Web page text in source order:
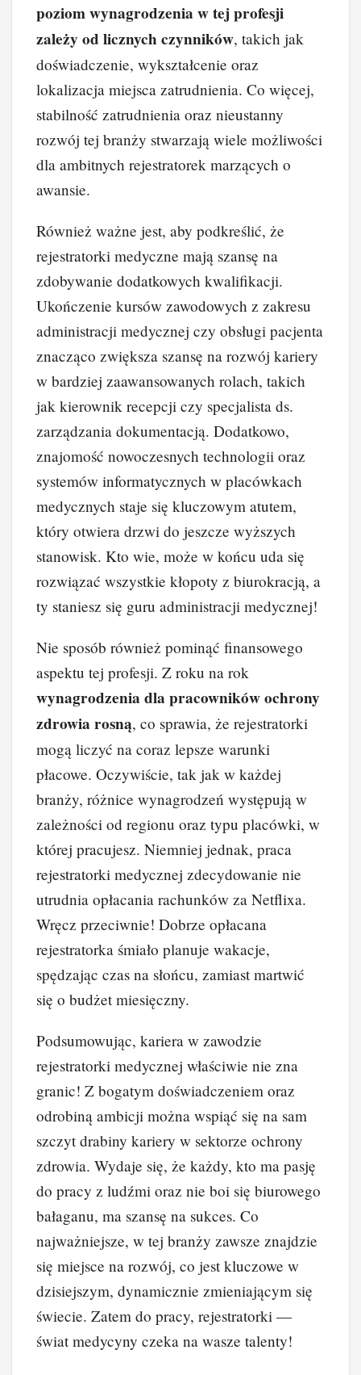
poziom wynagrodzenia w tej profesji
zależy od licznych czynników, takich jak
doświadczenie, wykształcenie oraz
lokalizacja miejsca zatrudnienia. Co więcej,
stabilność zatrudnienia oraz nieustanny
rozwój tej branży stwarzają wiele możliwości
dla ambitnych rejestratorek marzących o
awansie.
Również ważne jest, aby podkreślić, że
rejestratorki medyczne mają szansę na
zdobywanie dodatkowych kwalifikacji.
Ukończenie kursów zawodowych z zakresu
administracji medycznej czy obsługi pacjenta
znacząco zwiększa szansę na rozwój kariery
w bardziej zaawansowanych rolach, takich
jak kierownik recepcji czy specjalista ds.
zarządzania dokumentacją. Dodatkowo,
znajomość nowoczesnych technologii oraz
systemów informatycznych w placówkach
medycznych staje się kluczowym atutem,
który otwiera drzwi do jeszcze wyższych
stanowisk. Kto wie, może w końcu uda się
rozwiązać wszystkie kłopoty z biurokracją, a
ty staniesz się guru administracji medycznej!
Nie sposób również pominąć finansowego
aspektu tej profesji. Z roku na rok
wynagrodzenia dla pracowników ochrony
zdrowia rosną, co sprawia, że rejestratorki
mogą liczyć na coraz lepsze warunki
płacowe. Oczywiście, tak jak w każdej
branży, różnice wynagrodzeń występują w
zależności od regionu oraz typu placówki, w
której pracujesz. Niemniej jednak, praca
rejestratorki medycznej zdecydowanie nie
utrudnia opłacania rachunków za Netflixa.
Wręcz przeciwnie! Dobrze opłacana
rejestratorka śmiało planuje wakacje,
spędzając czas na słońcu, zamiast martwić
się o budżet miesięczny.
Podsumowując, kariera w zawodzie
rejestratorki medycznej właściwie nie zna
granic! Z bogatym doświadczeniem oraz
odrobiną ambicji można wspiąć się na sam
szczyt drabiny kariery w sektorze ochrony
zdrowia. Wydaje się, że każdy, kto ma pasję
do pracy z ludźmi oraz nie boi się biurowego
bałaganu, ma szansę na sukces. Co
najważniejsze, w tej branży zawsze znajdzie
się miejsce na rozwój, co jest kluczowe w
dzisiejszym, dynamicznie zmieniającym się
świecie. Zatem do pracy, rejestratorki —
świat medycyny czeka na wasze talenty!